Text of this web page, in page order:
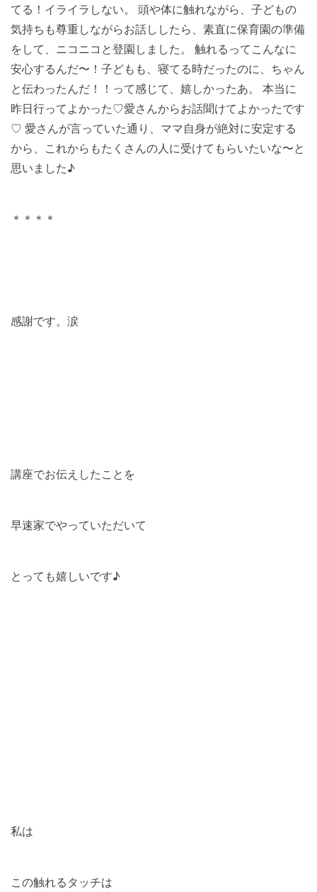
てる！イライラしない。 頭や体に触れながら、子どもの
気持ちも尊重しながらお話ししたら、素直に保育園の準備
をして、ニコニコと登園しました。 触れるってこんなに
安心するんだ〜！子どもも、寝てる時だったのに、ちゃん
と伝わったんだ！！って感じて、嬉しかったあ。 本当に
昨日行ってよかった♡愛さんからお話聞けてよかったです
♡ 愛さんが言っていた通り、ママ自身が絶対に安定する
から、これからもたくさんの人に受けてもらいたいな〜と
思いました♪
＊＊＊＊
感謝です。涙
講座でお伝えしたことを
早速家でやっていただいて
とっても嬉しいです♪
私は
この触れるタッチは